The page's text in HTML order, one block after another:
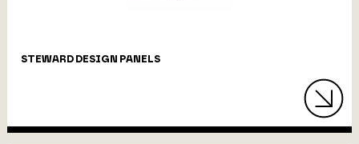
STEWARD DESIGN PANELS